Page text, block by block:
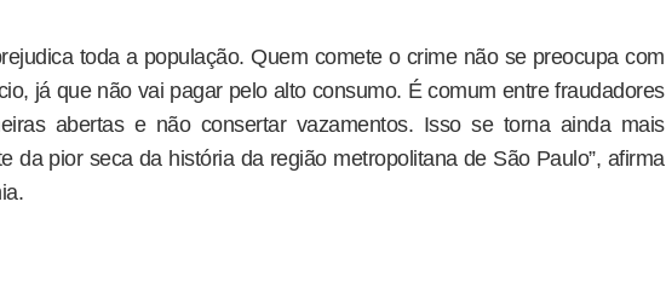
toda a população. Quem comete o crime não se preocupa com
já que não vai pagar pelo alto consumo. É comum entre fraudadores
abertas e não consertar vazamentos. Isso se torna ainda mais
da pior seca da história da região metropolitana de São Paulo”, afirma